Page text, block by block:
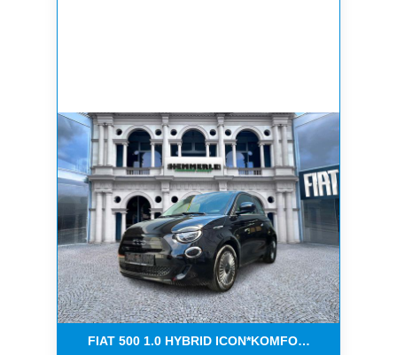
FIAT 500 1.0 HYBRID ICON*KOMFORT